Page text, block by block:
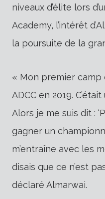
niveaux d’élite lors
Academy, l’intérêt
la poursuite de la
« Mon premier
ADCC en 2019.
Alors je me suis dit :
gagner un
m’entraîne avec les
disais que ce n’est
déclaré Almarwai.